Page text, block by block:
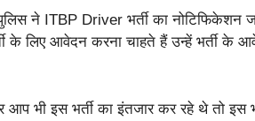
ने ITBP Driver भर्ती का नोटिफिकेशन
के लिए आवेदन करना चाहते हैं उन्हें भर्ती के
भी इस भर्ती का इंतजार कर रहे थे तो इस